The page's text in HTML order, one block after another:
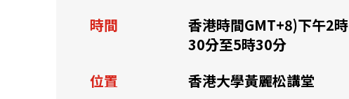
時間
香港時間GMT+8)下午2時
30分至5時30分
位置
香港大學黃麗松講堂